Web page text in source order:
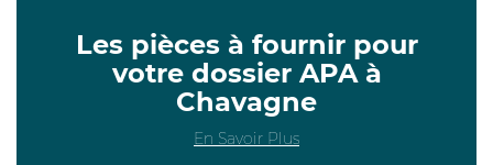
Les pièces à fournir pour
votre dossier APA à
Chavagne
En Savoir Plus